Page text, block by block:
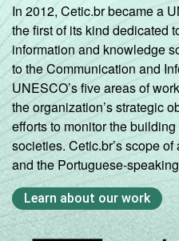
In 2012, Cetic.br became a
the first of its kind dedicated
information and knowledge
to the Communication and
UNESCO’s five areas of
the organization’s strategic
efforts to monitor the
societies. Cetic.br’s scope
and the Portuguese-
Learn about our work